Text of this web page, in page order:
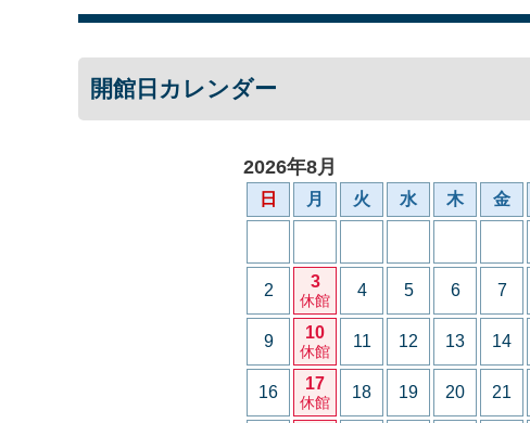
開館日カレンダー
2026年8月
日 月 火 水 木 金
2 3
休館
4 5 6 7
9 10
休館
11 12 13 14
16 17
休館
18 19 20 21